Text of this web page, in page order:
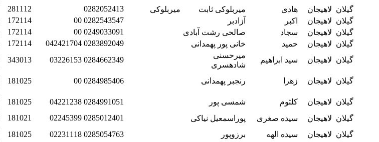
گیلان لاهیجان هادی میربلوکی ثابت میربلوکی 0282052413
281112
گیلان لاهیجان اکبر آزادبر 0282543547
00
172114
گیلان لاهیجان سجاد صالحی رشت آبادی 0249033091
00
172114
گیلان لاهیجان حمید خانی پور پهمدانی 0283892049
042421704
172114
گیلان لاهیجان سید ابراهیم
میرحسنی
شادهسری
0284662349
03226153
343013
گیلان لاهیجان زهرا رنجبر پهمدانی 0284985406
00
181025
گیلان لاهیجان کلثوم شمسی پور 0284991051
04221238
181025
گیلان لاهیجان سیده صغری پوراسمعیل نیاکی 0285012401
02245399
181021
گیلان لاهیجان سیده الهه برزوپور 0285054763
02231118
181025